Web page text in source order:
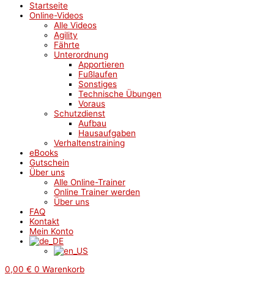
Startseite
Online-Videos
Alle Videos
Agility
Fährte
Unterordnung
Apportieren
Fußlaufen
Sonstiges
Technische Übungen
Voraus
Schutzdienst
Aufbau
Hausaufgaben
Verhaltenstraining
eBooks
Gutschein
Über uns
Alle Online-Trainer
Online Trainer werden
Über uns
FAQ
Kontakt
Mein Konto
0,00 € 0 Warenkorb